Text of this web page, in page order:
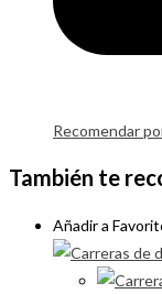
Recomendar
También te
Añadir a